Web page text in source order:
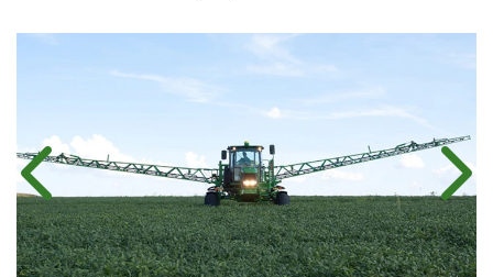
Anterior